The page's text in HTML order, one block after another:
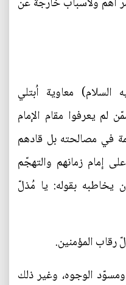
السلام) معاوية اُبتلي
لم يعرفوا مقام الإمام
في مصالحته بل قادهم
إمام زمانهم والتهجّم
يخاطبه بقوله: يا مُذلّ
رقاب المؤمنين.
الوجوه، وغير ذلك